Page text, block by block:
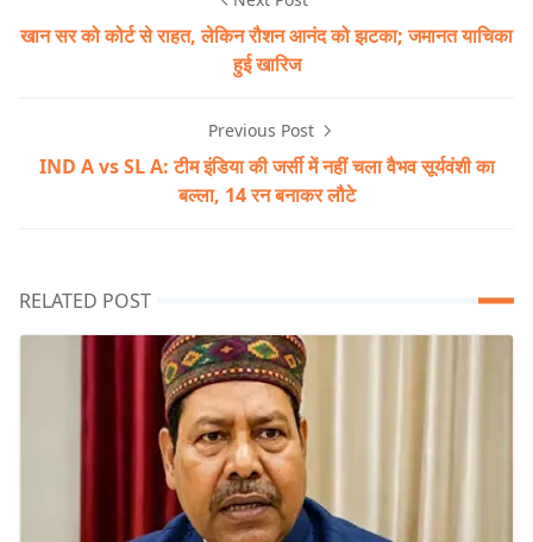
खान सर को कोर्ट से राहत, लेकिन रौशन आनंद को झटका; जमानत याचिका
हुई खारिज
Previous Post
IND A vs SL A: टीम इंडिया की जर्सी में नहीं चला वैभव सूर्यवंशी का
बल्ला, 14 रन बनाकर लौटे
RELATED POST